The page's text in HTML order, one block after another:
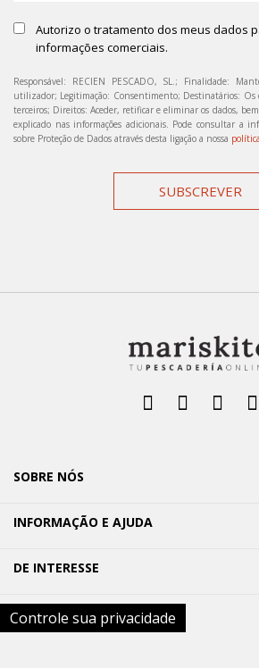
Autorizo o tratamento dos meus dados
informações comerciais.
Responsável: RECIEN PESCADO, SL.; Finalidade:
utilizador; Legitimação: Consentimento; Destinatários: Os
terceiros; Direitos: Aceder, retificar e eliminar os dados,
explicado nas informações adicionais. Pode consultar a
sobre Proteção de Dados através desta ligação a nossa
SUBSCREVER
SOBRE NÓS
INFORMAÇÃO E AJUDA
DE INTERESSE
Controle sua privacidade